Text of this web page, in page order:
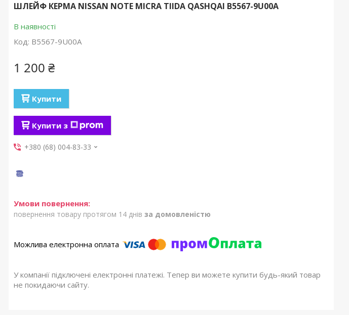
ШЛЕЙФ КЕРМА NISSAN NOTE MICRA TIIDA QASHQAI B5567-9U00A
В наявності
Код: B5567-9U00A
1 200 ₴
Купити
Купити з
+380 (68) 004-83-33
повернення товару протягом 14 днів за домовленістю
У компанії підключені електронні платежі. Тепер ви можете купити будь-який товар
не покидаючи сайту.